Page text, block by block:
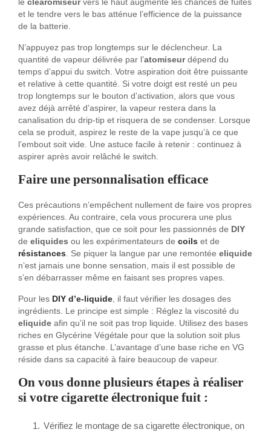
le clearomiseurvers le haut augmente les chances de fuites
et le tendre vers le bas atténue l’efficience de la puissance
de la batterie.
N’appuyez pas trop longtemps sur le déclencheur. La
quantité de vapeur délivrée par l’atomiseur dépend du
temps d’appui du switch. Votre aspiration doit être puissante
et relative à cette quantité. Si votre doigt est resté un peu
trop longtemps sur le bouton d’activation, alors que vous
avez déjà arrêté d’aspirer, la vapeur restera dans la
canalisation du drip-tip et risquera de se condenser. Lorsque
cela se produit, aspirez le reste de la vape jusqu’à ce que
l’embout soit vide. Une astuce facile à retenir : continuez à
aspirer après avoir relâché le switch.
Faire une personnalisation efficace
Ces précautions n’empêchent nullement de faire vos propres
expériences. Au contraire, cela vous procurera une plus
grande satisfaction, que ce soit pour les passionnés de DIY
de eliquides ou les expérimentateurs de coils et de
résistances . Se piquer la langue par une remontée eliquide
n’est jamais une bonne sensation, mais il est possible de
s’en débarrasser même en faisant ses propres vapes.
Pour les DIY d’e-liquide , il faut vérifier les dosages des
ingrédients. Le principe est simple : Réglez la viscosité du
eliquide afin qu’il ne soit pas trop liquide. Utilisez des bases
riches en Glycérine Végétale pour que la solution soit plus
grasse et plus étanche. L’avantage d’une base riche en VG
réside dans sa capacité à faire beaucoup de vapeur.
On vous donne plusieurs étapes à réaliser
si votre cigarette électronique fuit :
Vérifiez le montage de sa cigarette électronique, on